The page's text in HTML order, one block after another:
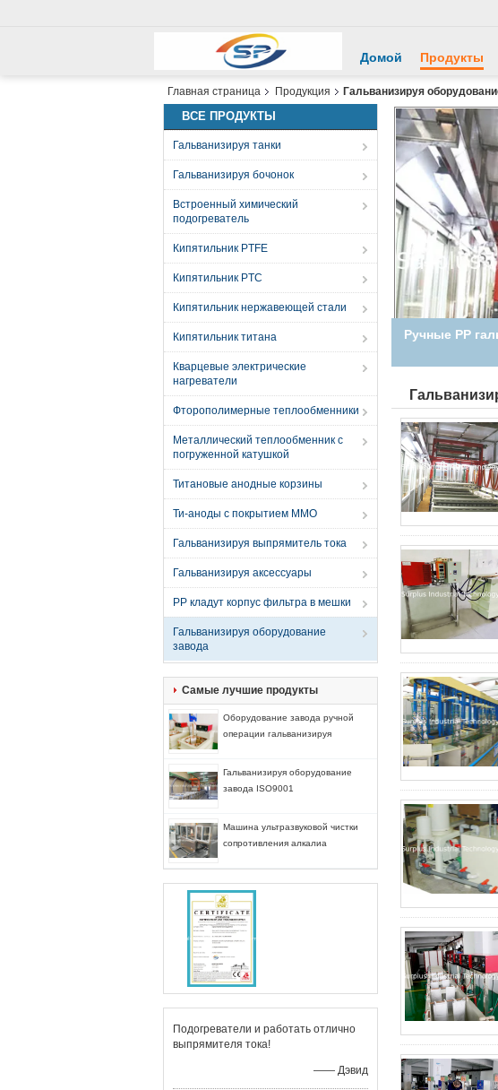
Домой Продукты
Главная страница Продукция Гальванизируя
ВСЕ ПРОДУКТЫ
Гальванизируя танки
Гальванизируя бочонок
Встроенный химический
подогреватель
Кипятильник PTFE
Кипятильник PTC
Кипятильник нержавеющей стали
Кипятильник титана
Кварцевые электрические
нагреватели
Фторополимерные теплообменники
Металлический теплообменник с
погруженной катушкой
Титановые анодные корзины
Ти-аноды с покрытием MMO
Гальванизируя выпрямитель тока
Гальванизируя аксессуары
PP кладут корпус фильтра в мешки
Гальванизируя оборудование
завода
Самые лучшие продукты
Оборудование завода ручной
операции гальванизируя
Гальванизируя оборудование
завода ISO9001
Машина ультразвуковой чистки
сопротивления алкалиа
Подогреватели и работать отлично
выпрямителя тока!
—— Дэвид
Ручные PP